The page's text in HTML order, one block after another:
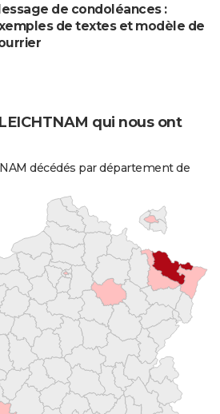
de condoléances :
de textes et modèle de
qui nous ont
décédés par département de